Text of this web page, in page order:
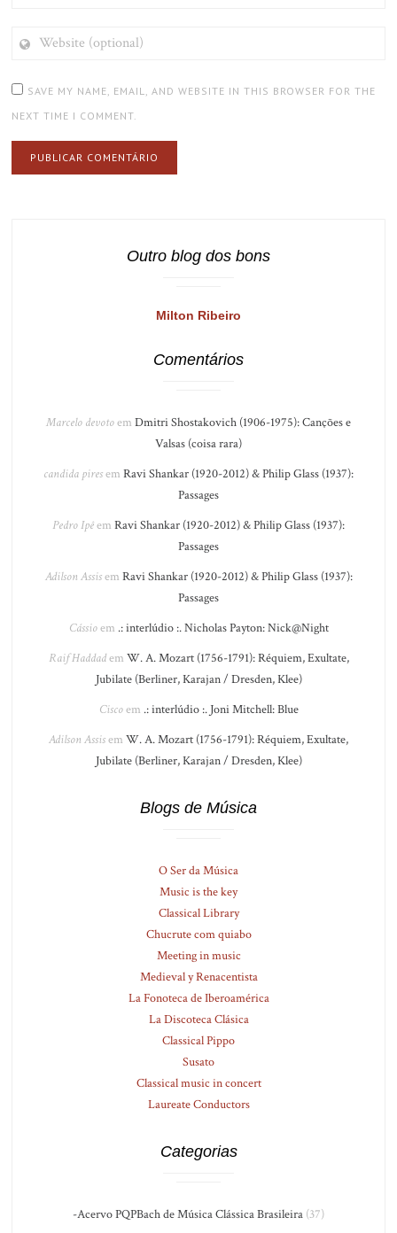
(OPTIONAL)
SAVE MY NAME, EMAIL, AND WEBSITE IN THIS BROWSER FOR THE
NEXT TIME I COMMENT.
Outro blog dos bons
Milton Ribeiro
Comentários
Marcelo devotoem Dmitri Shostakovich (1906-1975): Canções e
Valsas (coisa rara)
candida piresem Ravi Shankar (1920-2012) & Philip Glass (1937):
Passages
Pedro Ipêem Ravi Shankar (1920-2012) & Philip Glass (1937):
Passages
Adilson Assisem Ravi Shankar (1920-2012) & Philip Glass (1937):
Passages
Cássioem .: interlúdio :. Nicholas Payton: Nick@Night
Raif Haddadem W. A. Mozart (1756-1791): Réquiem, Exultate,
Jubilate (Berliner, Karajan / Dresden, Klee)
Ciscoem .: interlúdio :. Joni Mitchell: Blue
Adilson Assisem W. A. Mozart (1756-1791): Réquiem, Exultate,
Jubilate (Berliner, Karajan / Dresden, Klee)
Blogs de Música
O Ser da Música
Music is the key
Classical Library
Chucrute com quiabo
Meeting in music
Medieval y Renacentista
La Fonoteca de Iberoamérica
La Discoteca Clásica
Classical Pippo
Susato
Classical music in concert
Laureate Conductors
Categorias
-Acervo PQPBach de Música Clássica Brasileira (37)